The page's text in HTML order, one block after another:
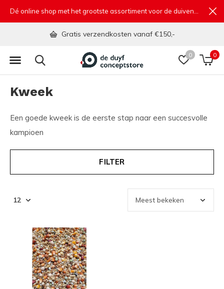
0 0
Gratis verzendkosten vanaf €150,-
Kweek
Een goede kweek is de eerste stap naar een succesvolle
kampioen
FILTER